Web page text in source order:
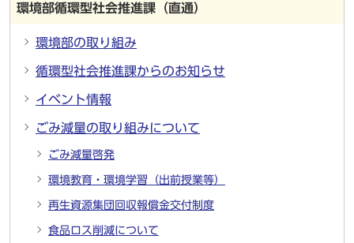
環境部循環型社会推進課（直通）
環境部の取り組み
循環型社会推進課からのお知らせ
イベント情報
ごみ減量の取り組みについて
ごみ減量啓発
環境教育・環境学習（出前授業等）
再生資源集団回収報償金交付制度
食品ロス削減について